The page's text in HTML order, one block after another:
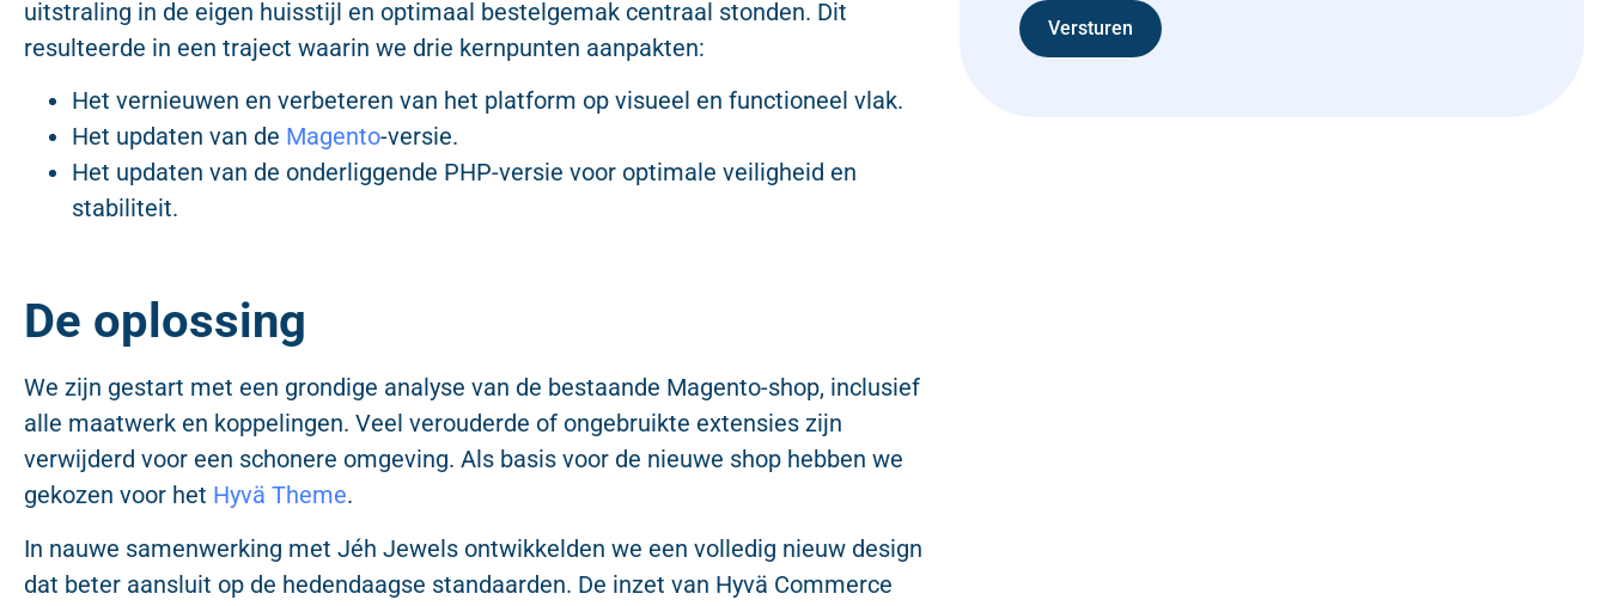
uitstraling in de eigen huisstijl en optimaal bestelgemak centraal stonden. Dit
resulteerde in een traject waarin we drie kernpunten aanpakten:
Het vernieuwen en verbeteren van het platform op visueel en functioneel vlak.
Het updaten van de Magento-versie.
Het updaten van de onderliggende PHP-versie voor optimale veiligheid en
stabiliteit.
De oplossing
We zijn gestart met een grondige analyse van de bestaande Magento-shop, inclusief
alle maatwerk en koppelingen. Veel verouderde of ongebruikte extensies zijn
verwijderd voor een schonere omgeving. Als basis voor de nieuwe shop hebben we
gekozen voor het Hyvä Theme.
In nauwe samenwerking met Jéh Jewels ontwikkelden we een volledig nieuw design
dat beter aansluit op de hedendaagse standaarden. De inzet van Hyvä Commerce